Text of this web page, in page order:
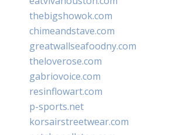
thebigshowok.com
chimeandstave.com
greatwallseafoodny.com
theloverose.com
gabriovoice.com
resinflowart.com
p-sports.net
korsairstreetwear.com